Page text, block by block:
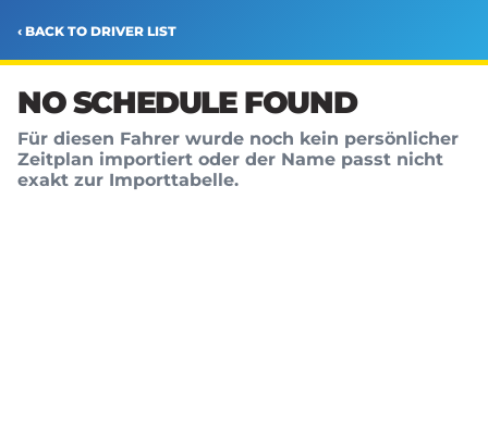
‹ BACK TO DRIVER LIST
NO SCHEDULE FOUND
Für diesen Fahrer wurde noch kein persönlicher
Zeitplan importiert oder der Name passt nicht
exakt zur Importtabelle.